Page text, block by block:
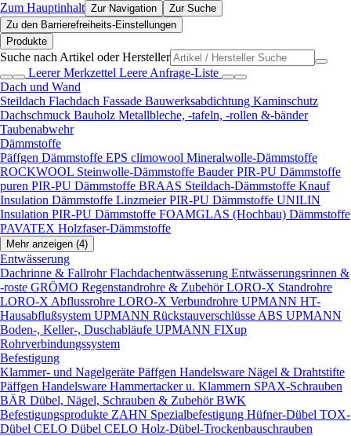
Zum Hauptinhalt Zur Navigation
Zur Suche
Zu den Barrierefreiheits-Einstellungen
Produkte
Suche nach Artikel oder Hersteller
Leerer Merkzettel Leere Anfrage-Liste
Dach und Wand
Steildach Flachdach Fassade Bauwerksabdichtung Kaminschutz
Dachschmuck Bauholz Metallbleche, -tafeln, -rollen &-bänder
Taubenabwehr
Dämmstoffe
Päffgen Dämmstoffe EPS climowool Mineralwolle-Dämmstoffe
ROCKWOOL Steinwolle-Dämmstoffe Bauder PIR-PU Dämmstoffe
puren PIR-PU Dämmstoffe BRAAS Steildach-Dämmstoffe Knauf
Insulation Dämmstoffe Linzmeier PIR-PU Dämmstoffe UNILIN
Insulation PIR-PU Dämmstoffe FOAMGLAS (Hochbau) Dämmstoffe
PAVATEX Holzfaser-Dämmstoffe
Mehr anzeigen (4)
Entwässerung
Dachrinne & FallrohrFlachdachentwässerung Entwässerungsrinnen &
-roste GRÖMO Regenstandrohre & ZubehörLORO-X Standrohre
LORO-X Abflussrohre LORO-X Verbundrohre UPMANN HT-
Hausabflußsystem UPMANN Rückstauverschlüsse ABS UPMANN
Boden-, Keller-, Duschabläufe UPMANN FIXup
Rohrverbindungssystem
Befestigung
Klammer- und Nagelgeräte Päffgen Handelsware Nägel & Drahtstifte
Päffgen Handelsware Hammertacker u. Klammern SPAX-Schrauben
BÄR Dübel, Nägel, Schrauben & ZubehörBWK
Befestigungsprodukte ZAHN Spezialbefestigung Hüfner-Dübel TOX-
Dübel CELO Dübel CELO Holz-Dübel-Trockenbauschrauben